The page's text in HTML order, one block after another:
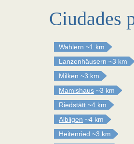
Ciudades
Wahlern ~1 km
Lanzenhäusern ~3 km
Milken ~3 km
Mamishaus ~3 km
Riedstätt ~4 km
Albligen ~4 km
Heitenried ~3 km